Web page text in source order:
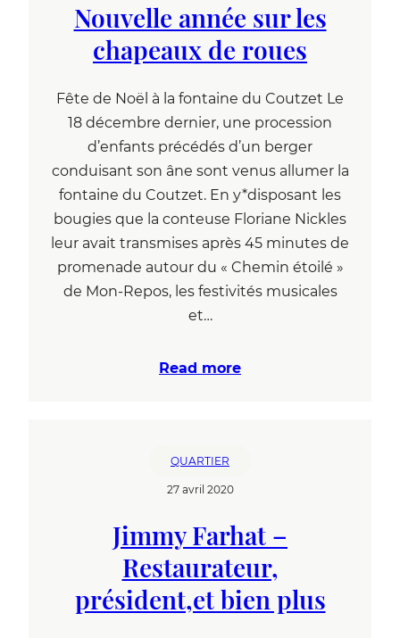
Nouvelle année sur les
chapeaux de roues
Fête de Noël à la fontaine du Coutzet Le
18 décembre dernier, une procession
d’enfants précédés d’un berger
conduisant son âne sont venus allumer la
fontaine du Coutzet. En y*disposant les
bougies que la conteuse Floriane Nickles
leur avait transmises après 45 minutes de
promenade autour du « Chemin étoilé »
de Mon-Repos, les festivités musicales
et…
Read more
QUARTIER
27 avril 2020
Jimmy Farhat –
Restaurateur,
président,et bien plus